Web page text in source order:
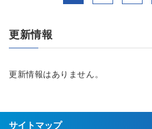
更新情報
更新情報はありません。
サイトマップ